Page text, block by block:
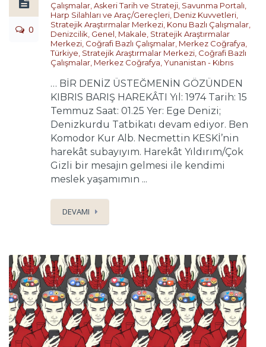
0
Çalışmalar Askeri Tarih ve Strateji Savunma Portalı
Harp Silahları ve Araç/Gereçleri Deniz Kuvvetleri
Stratejik Araştırmalar Merkezi Konu Bazlı Çalışmalar
Denizcilik Genel Makale Stratejik Araştırmalar
Merkezi Coğrafi Bazlı Çalışmalar Merkez Coğrafya
Türkiye Stratejik Araştırmalar Merkezi Coğrafi Bazlı
Çalışmalar Merkez Coğrafya Yunanistan - Kıbrıs
… BİR DENİZ ÜSTEĞMENİN GÖZÜNDEN
KIBRIS BARIŞ HAREKÂTI Yıl: 1974 Tarih: 15
Temmuz Saat: 01.25 Yer: Ege Denizi;
Denizkurdu Tatbikatı devam ediyor. Ben
Komodor Kur Alb. Necmettin KESKİ’nin
harekât subayıyım. Harekât Yıldırım/Çok
Gizli bir mesajın gelmesi ile kendimi
meslek yaşamımın ...
DEVAMI